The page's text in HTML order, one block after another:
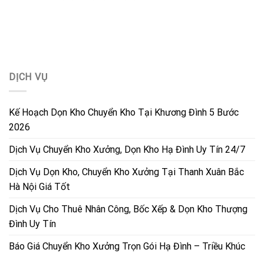
DỊCH VỤ
Kế Hoạch Dọn Kho Chuyển Kho Tại Khương Đình 5 Bước
2026
Dịch Vụ Chuyển Kho Xưởng, Dọn Kho Hạ Đình Uy Tín 24/7
Dịch Vụ Dọn Kho, Chuyển Kho Xưởng Tại Thanh Xuân Bắc
Hà Nội Giá Tốt
Dịch Vụ Cho Thuê Nhân Công, Bốc Xếp & Dọn Kho Thượng
Đình Uy Tín
Báo Giá Chuyển Kho Xưởng Trọn Gói Hạ Đình – Triều Khúc